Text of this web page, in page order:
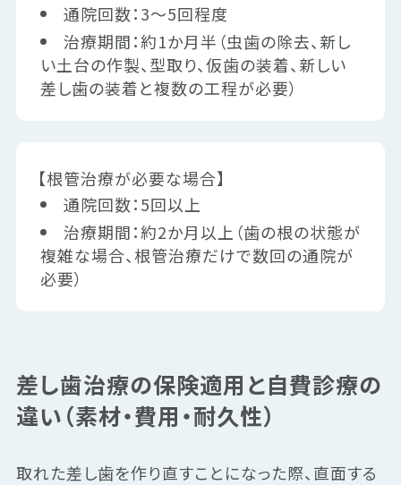
通院回数：3～5回程度
治療期間：約1か月半（虫歯の除去、新し
い土台の作製、型取り、仮歯の装着、新しい
差し歯の装着と複数の工程が必要）
【根管治療が必要な場合】
通院回数：5回以上
治療期間：約2か月以上（歯の根の状態が
複雑な場合、根管治療だけで数回の通院が
必要）
差し歯治療の保険適用と自費診療の
違い（素材・費用・耐久性）
取れた差し歯を作り直すことになった際、直面する